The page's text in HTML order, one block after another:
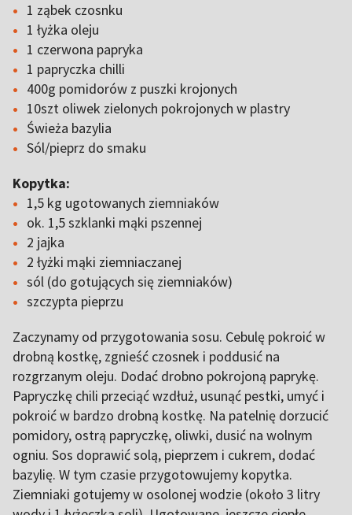
1 ząbek czosnku
1 łyżka oleju
1 czerwona papryka
1 papryczka chilli
400g pomidorów z puszki krojonych
10szt oliwek zielonych pokrojonych w plastry
Świeża bazylia
Sól/pieprz do smaku
Kopytka:
1,5 kg ugotowanych ziemniaków
ok. 1,5 szklanki mąki pszennej
2 jajka
2 łyżki mąki ziemniaczanej
sól (do gotujących się ziemniaków)
szczypta pieprzu
Zaczynamy od przygotowania sosu. Cebulę pokroić w
drobną kostkę, zgnieść czosnek i poddusić na
rozgrzanym oleju. Dodać drobno pokrojoną paprykę.
Papryczkę chili przeciąć wzdłuż, usunąć pestki, umyć i
pokroić w bardzo drobną kostkę. Na patelnię dorzucić
pomidory, ostrą papryczkę, oliwki, dusić na wolnym
ogniu. Sos doprawić solą, pieprzem i cukrem, dodać
bazylię. W tym czasie przygotowujemy kopytka.
Ziemniaki gotujemy w osolonej wodzie (około 3 litry